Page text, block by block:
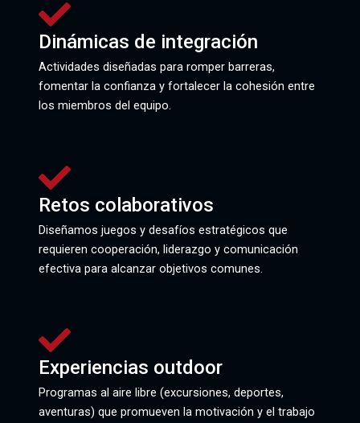
Dinámicas de integración
Actividades diseñadas para romper barreras,
fomentar la confianza y fortalecer la cohesión entre
los miembros del equipo.
Retos colaborativos
Diseñamos juegos y desafíos estratégicos que
requieren cooperación, liderazgo y comunicación
efectiva para alcanzar objetivos comunes.
Experiencias outdoor
Programas al aire libre (excursiones, deportes,
aventuras) que promueven la motivación y el trabajo